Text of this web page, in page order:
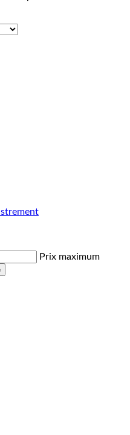
Prix maximum